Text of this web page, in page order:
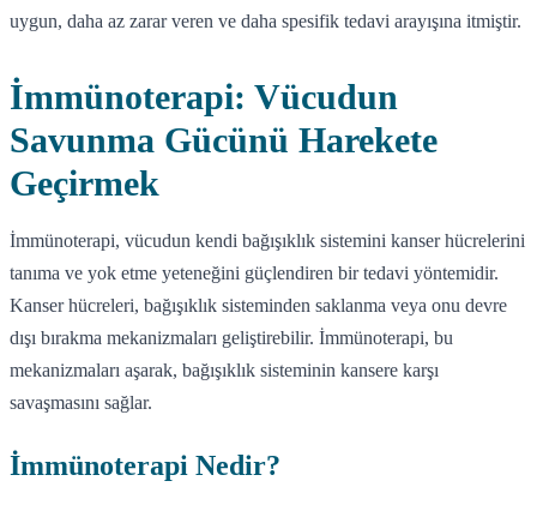
uygun, daha az zarar veren ve daha spesifik tedavi arayışına itmiştir.
İmmünoterapi: Vücudun
Savunma Gücünü Harekete
Geçirmek
İmmünoterapi, vücudun kendi bağışıklık sistemini kanser hücrelerini
tanıma ve yok etme yeteneğini güçlendiren bir tedavi yöntemidir.
Kanser hücreleri, bağışıklık sisteminden saklanma veya onu devre
dışı bırakma mekanizmaları geliştirebilir. İmmünoterapi, bu
mekanizmaları aşarak, bağışıklık sisteminin kansere karşı
savaşmasını sağlar.
İmmünoterapi Nedir?